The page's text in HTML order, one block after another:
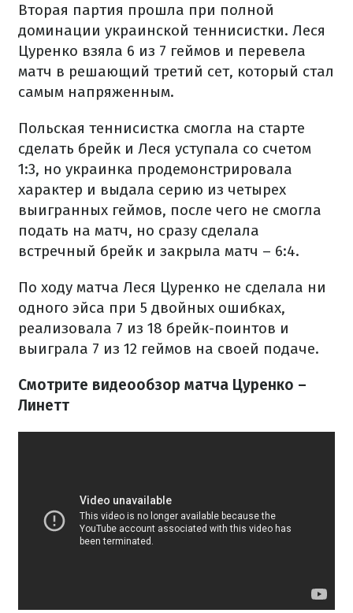
Вторая партия прошла при полной
доминации украинской теннисистки. Леся
Цуренко взяла 6 из 7 геймов и перевела
матч в решающий третий сет, который стал
самым напряженным.
Польская теннисистка смогла на старте
сделать брейк и Леся уступала со счетом
1:3, но украинка продемонстрировала
характер и выдала серию из четырех
выигранных геймов, после чего не смогла
подать на матч, но сразу сделала
встречный брейк и закрыла матч – 6:4.
По ходу матча Леся Цуренко не сделала ни
одного эйса при 5 двойных ошибках,
реализовала 7 из 18 брейк-поинтов и
выиграла 7 из 12 геймов на своей подаче.
Смотрите видеообзор матча Цуренко –
Линетт